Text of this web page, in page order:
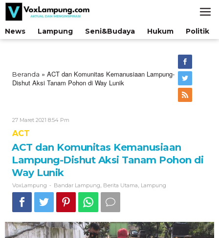
Lewati
konten
News
Lampung Seni&Budaya Hukum Politik
Beranda » ACT dan Komunitas Kemanusiaan Lampung-
Dishut Aksi Tanam Pohon di Way Lunik
27 Maret 2021 8:54 Pm
ACT
ACT dan Komunitas Kemanusiaan
Lampung-Dishut Aksi Tanam Pohon di
Way Lunik
VoxLampung - Bandar Lampung Berita Utama Lampung